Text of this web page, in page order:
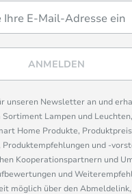
ANMELDEN
unseren Newsletter an und
Sortiment Lampen und
Home Produkte,
und -
Kooperationspartnern und
und
möglich über den